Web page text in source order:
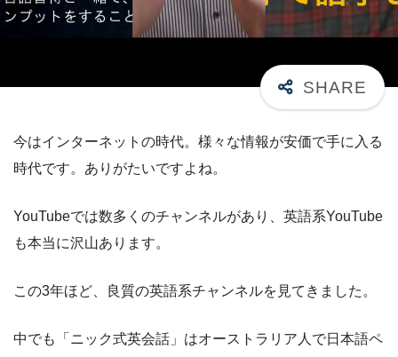
今はインターネットの時代。様々な情報が安価で手に入る
時代です。ありがたいですよね。
YouTubeでは数多くのチャンネルがあり、英語系YouTube
も本当に沢山あります。
この3年ほど、良質の英語系チャンネルを見てきました。
中でも「ニック式英会話」はオーストラリア人で日本語ペ